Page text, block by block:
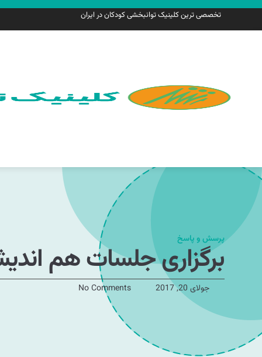
تخصصی ترین کلینیک توانبخشی کودکان در ایران
پرسش و پاسخ
برگزاری جلسات هم
جولای 20, 2017 No Comments